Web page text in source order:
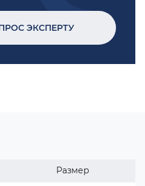
ЭКСПЕРТУ
Размер